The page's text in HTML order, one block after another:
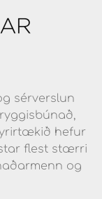
sérverslun
hefur
flest stærri
og